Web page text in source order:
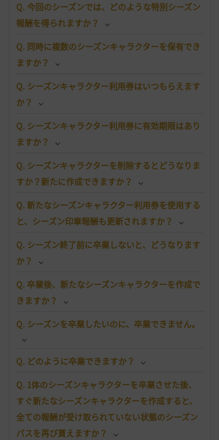
Q. 今回のシーズンでは、どのような特別シーズン
報酬を得られますか？
Q. 同時に複数のシーズンキャラクターを保有でき
ますか？
Q. シーズンキャラクター利用券はいつもらえます
か？
Q. シーズンキャラクター利用券に有効期限はあり
ますか？
Q. シーズンキャラクターを削除するとどうなりま
すか？新たに作成できますか？
Q. 新たなシーズンキャラクター利用券を使用する
と、シーズン印章報酬も更新されますか？
Q. シーズン終了前に卒業しないと、どうなります
か？
Q. 卒業後、新たなシーズンキャラクターを作成で
きますか？
Q. シーズンを卒業したいのに、卒業できません。
Q. どのように卒業できますか？
Q. 1体のシーズンキャラクターを卒業させた後、
すぐ新たなシーズンキャラクターを作成すると、
全ての報酬が受け取られていない状態のシーズン
パスを再び貰えますか？